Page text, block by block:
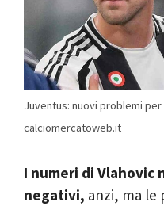
Juventus: nuovi problemi per
calciomercatoweb.it
I numeri di Vlahovic
negativi, anzi, ma le